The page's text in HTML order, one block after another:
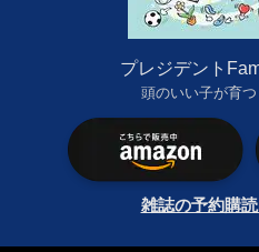
プレジデント
頭のいい子が育
雑誌の予約購